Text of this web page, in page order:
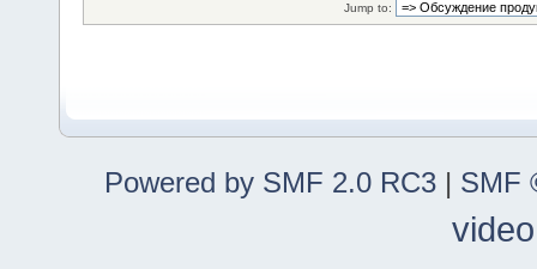
Jump to:
Powered by SMF 2.0 RC3 | SMF